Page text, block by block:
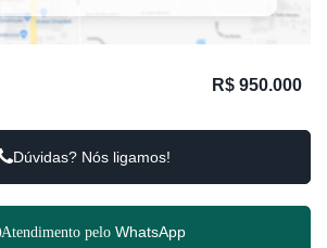
R$ 950.000
Dúvidas? Nós ligamos!
Atendimento pelo WhatsApp